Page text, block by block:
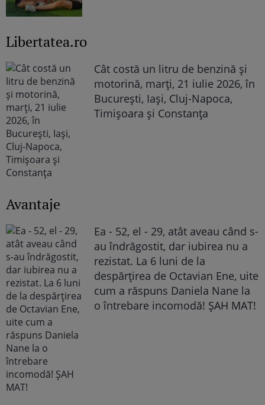
Libertatea.ro
Cât costă un litru de benzină și
motorină, marți, 21 iulie 2026, în
București, Iași, Cluj-Napoca,
Timișoara și Constanța
Avantaje
Ea - 52, el - 29, atât aveau când s-
au îndrăgostit, dar iubirea nu a
rezistat. La 6 luni de la
despărțirea de Octavian Ene, uite
cum a răspuns Daniela Nane la
o întrebare incomodă! ȘAH MAT!